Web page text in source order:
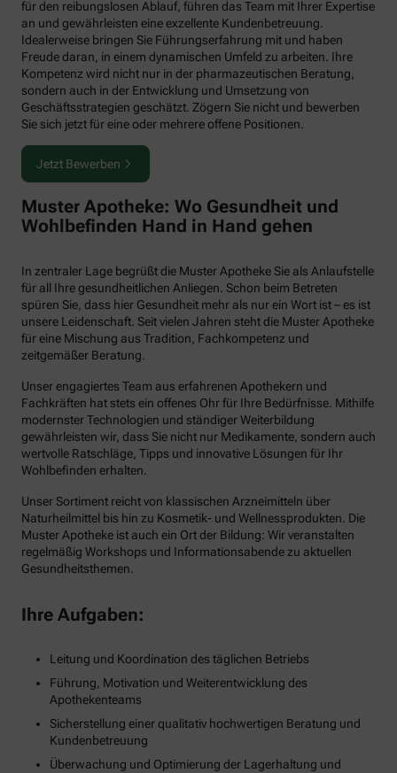
für den reibungslosen Ablauf, führen das Team mit Ihrer Expertise
an und gewährleisten eine exzellente Kundenbetreuung.
Idealerweise bringen Sie Führungserfahrung mit und haben
Freude daran, in einem dynamischen Umfeld zu arbeiten. Ihre
Kompetenz wird nicht nur in der pharmazeutischen Beratung,
sondern auch in der Entwicklung und Umsetzung von
Geschäftsstrategien geschätzt. Zögern Sie nicht und bewerben
Sie sich jetzt für eine oder mehrere offene Positionen.
Jetzt Bewerben
Muster Apotheke: Wo Gesundheit und
Wohlbefinden Hand in Hand gehen
In zentraler Lage begrüßt die Muster Apotheke Sie als Anlaufstelle
für all Ihre gesundheitlichen Anliegen. Schon beim Betreten
spüren Sie, dass hier Gesundheit mehr als nur ein Wort ist – es ist
unsere Leidenschaft. Seit vielen Jahren steht die Muster Apotheke
für eine Mischung aus Tradition, Fachkompetenz und
zeitgemäßer Beratung.
Unser engagiertes Team aus erfahrenen Apothekern und
Fachkräften hat stets ein offenes Ohr für Ihre Bedürfnisse. Mithilfe
modernster Technologien und ständiger Weiterbildung
gewährleisten wir, dass Sie nicht nur Medikamente, sondern auch
wertvolle Ratschläge, Tipps und innovative Lösungen für Ihr
Wohlbefinden erhalten.
Unser Sortiment reicht von klassischen Arzneimitteln über
Naturheilmittel bis hin zu Kosmetik- und Wellnessprodukten. Die
Muster Apotheke ist auch ein Ort der Bildung: Wir veranstalten
regelmäßig Workshops und Informationsabende zu aktuellen
Gesundheitsthemen.
Ihre Aufgaben:
Leitung und Koordination des täglichen Betriebs
Führung, Motivation und Weiterentwicklung des
Apothekenteams
Sicherstellung einer qualitativ hochwertigen Beratung und
Kundenbetreuung
Überwachung und Optimierung der Lagerhaltung und